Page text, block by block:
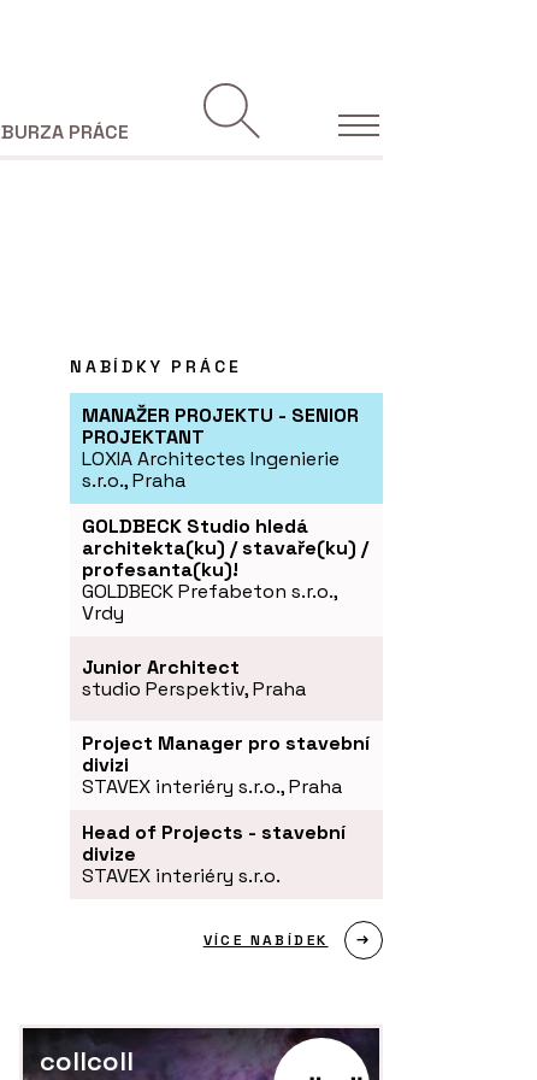
BURZA PRÁCE
NABÍDKY PRÁCE
MANAŽER PROJEKTU - SENIOR
PROJEKTANT
LOXIA Architectes Ingenierie
s.r.o., Praha
GOLDBECK Studio hledá
architekta(ku) / stavaře(ku) /
profesanta(ku)!
GOLDBECK Prefabeton s.r.o.,
Vrdy
Junior Architect
studio Perspektiv, Praha
Project Manager pro stavební
divizi
STAVEX interiéry s.r.o., Praha
Head of Projects - stavební
divize
STAVEX interiéry s.r.o.
VÍCE NABÍDEK
collcoll